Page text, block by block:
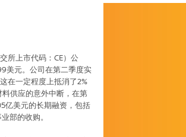
所上市代码： CE）公
美元。公司在第二季度实
在一定程度上抵消了2%
供应的意外中断，在第
亿美元的长期融资，包括
部的收购。